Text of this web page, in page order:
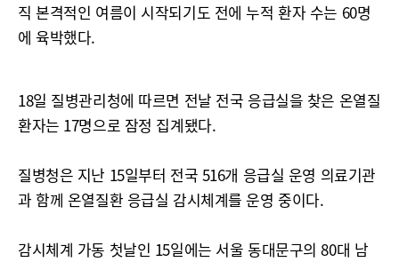
직 본격적인 여름이 시작되기도 전에 누적 환자 수는 60명
에 육박했다.
18일 질병관리청에 따르면 전날 전국 응급실을 찾은 온열질
환자는 17명으로 잠정 집계됐다.
질병청은 지난 15일부터 전국 516개 응급실 운영 의료기관
과 함께 온열질환 응급실 감시체계를 운영 중이다.
감시체계 가동 첫날인 15일에는 서울 동대문구의 80대 남